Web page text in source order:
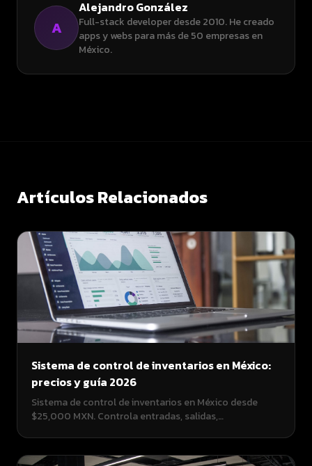
A
Alejandro González
Full-stack developer desde 2010. He creado
apps y webs para más de 50 empresas en
México.
Artículos Relacionados
Sistema de control de inventarios en México:
precios y guía 2026
Sistema de control de inventarios en México desde
$25,000 MXN. Controla entradas, salidas,
funcionalidades.